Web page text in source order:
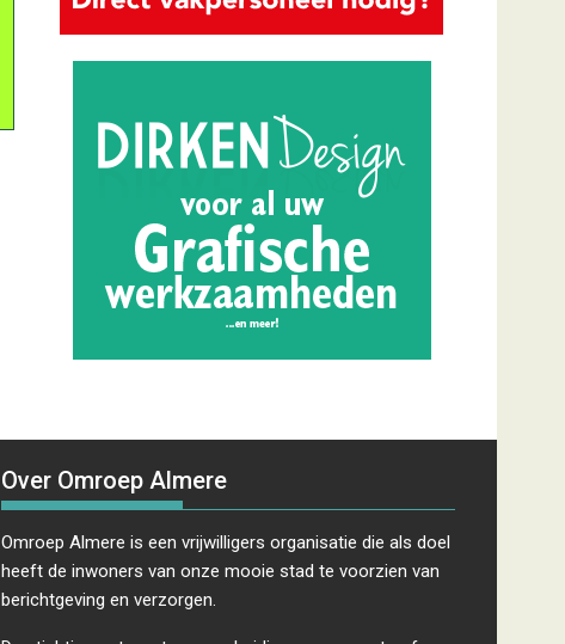
Over Omroep Almere
Omroep Almere is een vrijwilligers organisatie die als doel
heeft de inwoners van onze mooie stad te voorzien van
berichtgeving en verzorgen.